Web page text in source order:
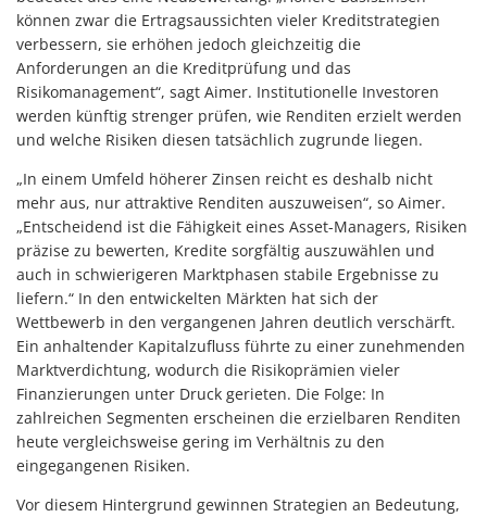
können zwar die Ertragsaussichten vieler Kreditstrategien
verbessern, sie erhöhen jedoch gleichzeitig die
Anforderungen an die Kreditprüfung und das
Risikomanagement“, sagt Aimer. Institutionelle Investoren
werden künftig strenger prüfen, wie Renditen erzielt werden
und welche Risiken diesen tatsächlich zugrunde liegen.
„In einem Umfeld höherer Zinsen reicht es deshalb nicht
mehr aus, nur attraktive Renditen auszuweisen“, so Aimer.
„Entscheidend ist die Fähigkeit eines Asset-Managers, Risiken
präzise zu bewerten, Kredite sorgfältig auszuwählen und
auch in schwierigeren Marktphasen stabile Ergebnisse zu
liefern.“ In den entwickelten Märkten hat sich der
Wettbewerb in den vergangenen Jahren deutlich verschärft.
Ein anhaltender Kapitalzufluss führte zu einer zunehmenden
Marktverdichtung, wodurch die Risikoprämien vieler
Finanzierungen unter Druck gerieten. Die Folge: In
zahlreichen Segmenten erscheinen die erzielbaren Renditen
heute vergleichsweise gering im Verhältnis zu den
eingegangenen Risiken.
Vor diesem Hintergrund gewinnen Strategien an Bedeutung,